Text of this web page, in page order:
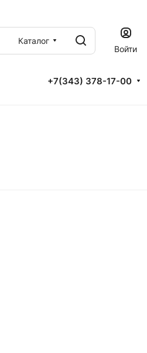
Каталог
Войти
+7(343) 378-17-00